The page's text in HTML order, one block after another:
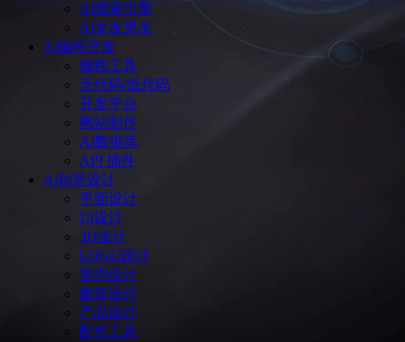
AI搜索引擎
AI女友男友
Ai编程开发
编程工具
无代码/低代码
开发平台
网站制作
AI数据库
API 插件
Ai创意设计
平面设计
Ui设计
3D设计
LOGO设计
室内设计
建筑设计
产品设计
配色工具